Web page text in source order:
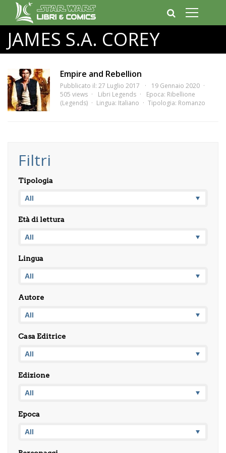
JAMES S.A. COREY
Empire and Rebellion
Pubblicato il: 27 Luglio 2017
19 Gennaio 2020
505 views
Libri Legends Epoca: Ribellione
(Legends)
Lingua: Italiano Tipologia: Romanzo
Filtri
Tipologia
Età di lettura
Lingua
Autore
Casa Editrice
Edizione
Epoca